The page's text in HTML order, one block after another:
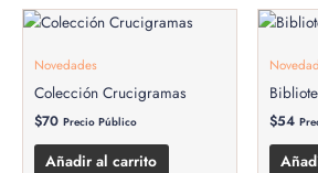
Novedades
Colección Crucigramas
$70 Precio Público
Añadir al carrito
$54